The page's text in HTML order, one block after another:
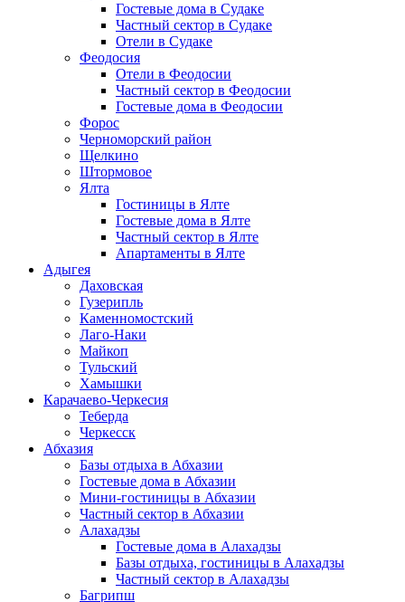
Гостевые дома в Судаке
Частный сектор в Судаке
Отели в Судаке
Феодосия
Отели в Феодосии
Частный сектор в Феодосии
Гостевые дома в Феодосии
Форос
Черноморский район
Щелкино
Штормовое
Ялта
Гостиницы в Ялте
Гостевые дома в Ялте
Частный сектор в Ялте
Апартаменты в Ялте
Адыгея
Даховская
Гузерипль
Каменномостский
Лаго-Наки
Майкоп
Тульский
Хамышки
Карачаево-Черкесия
Теберда
Черкесск
Абхазия
Базы отдыха в Абхазии
Гостевые дома в Абхазии
Мини-гостиницы в Абхазии
Частный сектор в Абхазии
Алахадзы
Гостевые дома в Алахадзы
Базы отдыха, гостиницы в Алахадзы
Частный сектор в Алахадзы
Багрипш